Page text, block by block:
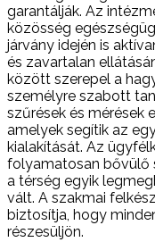
garantálják. Az
közösség
járvány idején is
és zavartalan
között szerepel a
személyre szabott
szűrések és mérések
amelyek segítik az
kialakítását. Az
folyamatosan bővülő
a térség egyik
vált. A szakmai
biztosítja, hogy
részesüljön.